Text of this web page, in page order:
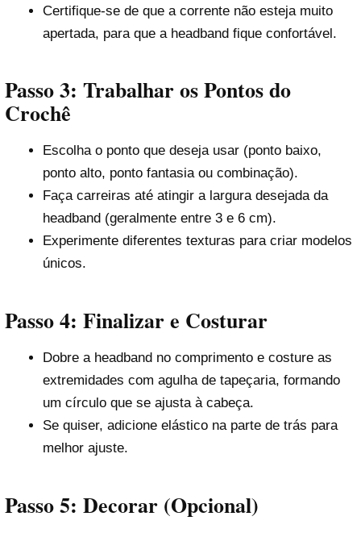
Certifique-se de que a corrente não esteja muito
apertada, para que a headband fique confortável.
Passo 3: Trabalhar os Pontos do
Crochê
Escolha o ponto que deseja usar (ponto baixo,
ponto alto, ponto fantasia ou combinação).
Faça carreiras até atingir a largura desejada da
headband (geralmente entre 3 e 6 cm).
Experimente diferentes texturas para criar modelos
únicos.
Passo 4: Finalizar e Costurar
Dobre a headband no comprimento e costure as
extremidades com agulha de tapeçaria, formando
um círculo que se ajusta à cabeça.
Se quiser, adicione elástico na parte de trás para
melhor ajuste.
Passo 5: Decorar (Opcional)